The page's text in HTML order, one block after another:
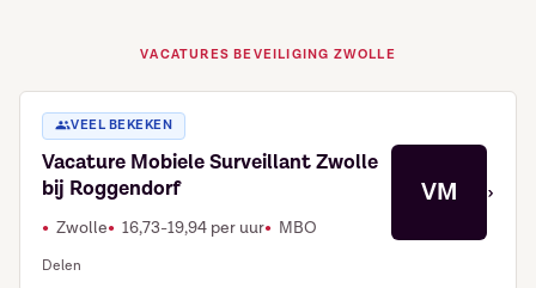
VACATURES BEVEILIGING ZWOLLE
VEEL BEKEKEN
Vacature Mobiele Surveillant Zwolle
bij Roggendorf
Zwolle 16,73-19,94 per uur MBO
Delen
VM ›